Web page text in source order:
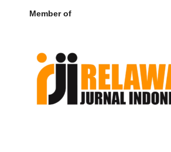
Member of